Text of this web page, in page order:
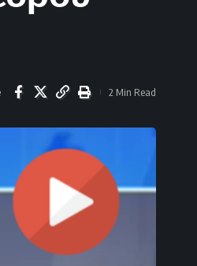
2 Min Read